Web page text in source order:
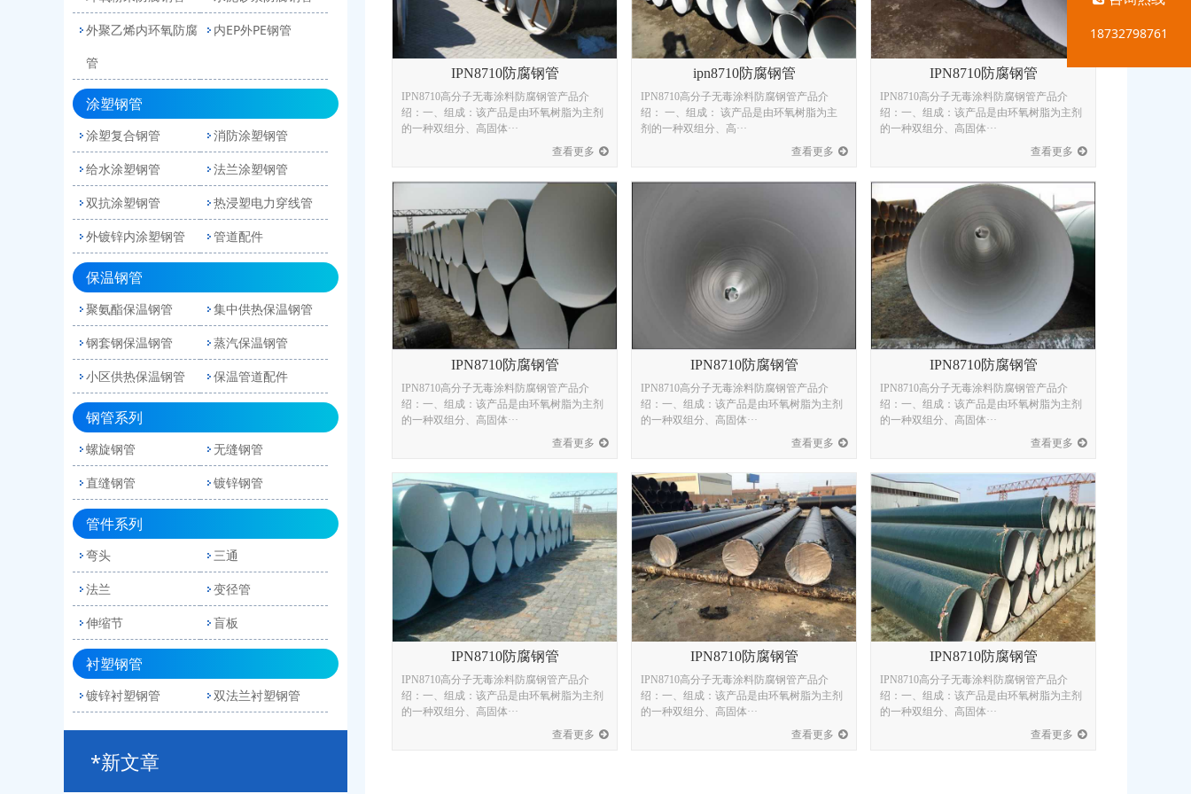
外聚乙烯内环氧防腐
管
内EP外PE钢管
涂塑钢管
涂塑复合钢管
消防涂塑钢管
给水涂塑钢管
法兰涂塑钢管
双抗涂塑钢管
热浸塑电力穿线管
外镀锌内涂塑钢管
管道配件
保温钢管
聚氨酯保温钢管
集中供热保温钢管
钢套钢保温钢管
蒸汽保温钢管
小区供热保温钢管
保温管道配件
钢管系列
螺旋钢管
无缝钢管
直缝钢管
镀锌钢管
管件系列
弯头
三通
法兰
变径管
伸缩节
盲板
衬塑钢管
镀锌衬塑钢管 双法兰衬塑钢管
*新文章
IPN8710防腐钢管
IPN8710高分子无毒涂料防腐钢管产品介
绍：一、组成：该产品是由环氧树脂为主剂
的一种双组分、高固体···
查看更多
ipn8710防腐钢管
IPN8710高分子无毒涂料防腐钢管产品介
绍： 一、组成： 该产品是由环氧树脂为主
剂的一种双组分、高···
查看更多
IPN8710防腐钢管
IPN8710高分子无毒涂料防腐钢管产品介
绍：一、组成：该产品是由环氧树脂为主剂
的一种双组分、高固体···
查看更多
IPN8710防腐钢管
IPN8710高分子无毒涂料防腐钢管产品介
绍：一、组成：该产品是由环氧树脂为主剂
的一种双组分、高固体···
查看更多
IPN8710防腐钢管
IPN8710高分子无毒涂料防腐钢管产品介
绍：一、组成：该产品是由环氧树脂为主剂
的一种双组分、高固体···
查看更多
IPN8710防腐钢管
IPN8710高分子无毒涂料防腐钢管产品介
绍：一、组成：该产品是由环氧树脂为主剂
的一种双组分、高固体···
查看更多
IPN8710防腐钢管
IPN8710高分子无毒涂料防腐钢管产品介
绍：一、组成：该产品是由环氧树脂为主剂
的一种双组分、高固体···
查看更多
IPN8710防腐钢管
IPN8710高分子无毒涂料防腐钢管产品介
绍：一、组成：该产品是由环氧树脂为主剂
的一种双组分、高固体···
查看更多
IPN8710防腐钢管
IPN8710高分子无毒涂料防腐钢管产品介
绍：一、组成：该产品是由环氧树脂为主剂
的一种双组分、高固体···
查看更多
18732798761